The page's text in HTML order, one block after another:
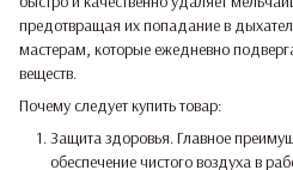
предотвращая их попадание в
мастерам, которые ежедневно
веществ.
Почему следует купить товар:
Защита здоровья. Главное
обеспечение чистого воздуха в